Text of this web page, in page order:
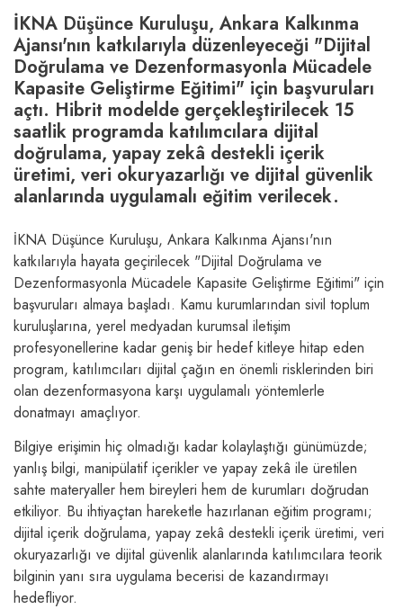
İKNA Düşünce Kuruluşu, Ankara Kalkınma
Ajansı'nın katkılarıyla düzenleyeceği "Dijital
Doğrulama ve Dezenformasyonla Mücadele
Kapasite Geliştirme Eğitimi" için başvuruları
açtı. Hibrit modelde gerçekleştirilecek 15
saatlik programda katılımcılara dijital
doğrulama, yapay zekâ destekli içerik
üretimi, veri okuryazarlığı ve dijital güvenlik
alanlarında uygulamalı eğitim verilecek.
İKNA Düşünce Kuruluşu, Ankara Kalkınma Ajansı'nın
katkılarıyla hayata geçirilecek "Dijital Doğrulama ve
Dezenformasyonla Mücadele Kapasite Geliştirme Eğitimi" için
başvuruları almaya başladı. Kamu kurumlarından sivil toplum
kuruluşlarına, yerel medyadan kurumsal iletişim
profesyonellerine kadar geniş bir hedef kitleye hitap eden
program, katılımcıları dijital çağın en önemli risklerinden biri
olan dezenformasyona karşı uygulamalı yöntemlerle
donatmayı amaçlıyor.
Bilgiye erişimin hiç olmadığı kadar kolaylaştığı günümüzde;
yanlış bilgi, manipülatif içerikler ve yapay zekâ ile üretilen
sahte materyaller hem bireyleri hem de kurumları doğrudan
etkiliyor. Bu ihtiyaçtan hareketle hazırlanan eğitim programı;
dijital içerik doğrulama, yapay zekâ destekli içerik üretimi, veri
okuryazarlığı ve dijital güvenlik alanlarında katılımcılara teorik
bilginin yanı sıra uygulama becerisi de kazandırmayı
hedefliyor.